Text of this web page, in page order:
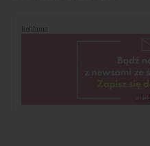
Reklama